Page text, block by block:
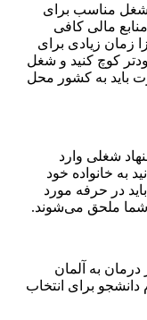
شغل مناسب برای
مالی کافی
زمان زیادی برای
کوچ کنید و شغل
باید به کشور محل
شغلی وارد
به خانواده خود
در حرفه مورد
شما ملحق می‌شوند.
به آلمان
برای انتخاب